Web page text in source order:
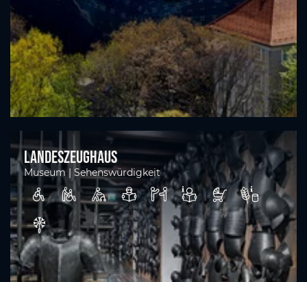
Landeszeughaus
Museum | Sehenswürdigkeit